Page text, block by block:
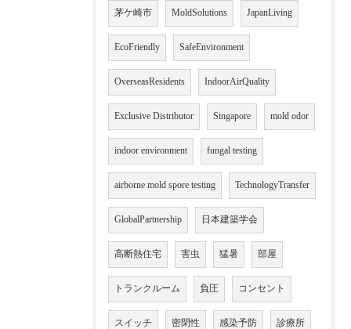
茅ケ崎市 MoldSolutions JapanLiving
EcoFriendly SafeEnvironment
OverseasResidents IndoorAirQuality
Exclusive Distributor Singapore mold odor
indoor environment fungal testing
airborne mold spore testing TechnologyTransfer
GlobalPartnership 日本建築学会
高断熱住宅 害虫 猛暑 部屋
トランクルーム 負圧 コンセント
スイッチ 密閉性 感染予防 診療所